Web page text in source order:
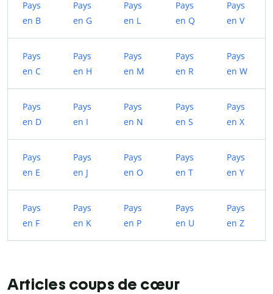
Pays
en B
Pays
en G
Pays
en L
Pays
en Q
Pays
en V
Pays
en C
Pays
en H
Pays
en M
Pays
en R
Pays
en W
Pays
en D
Pays
en I
Pays
en N
Pays
en S
Pays
en X
Pays
en E
Pays
en J
Pays
en O
Pays
en T
Pays
en Y
Pays
en F
Pays
en K
Pays
en P
Pays
en U
Pays
en Z
Articles coups de cœur